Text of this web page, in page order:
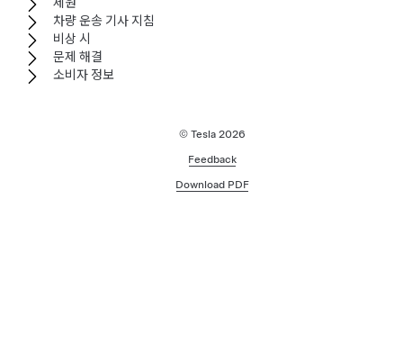
차량 운송 기사 지침
비상 시
문제 해결
소비자 정보
© Tesla 2026
Feedback
Download PDF